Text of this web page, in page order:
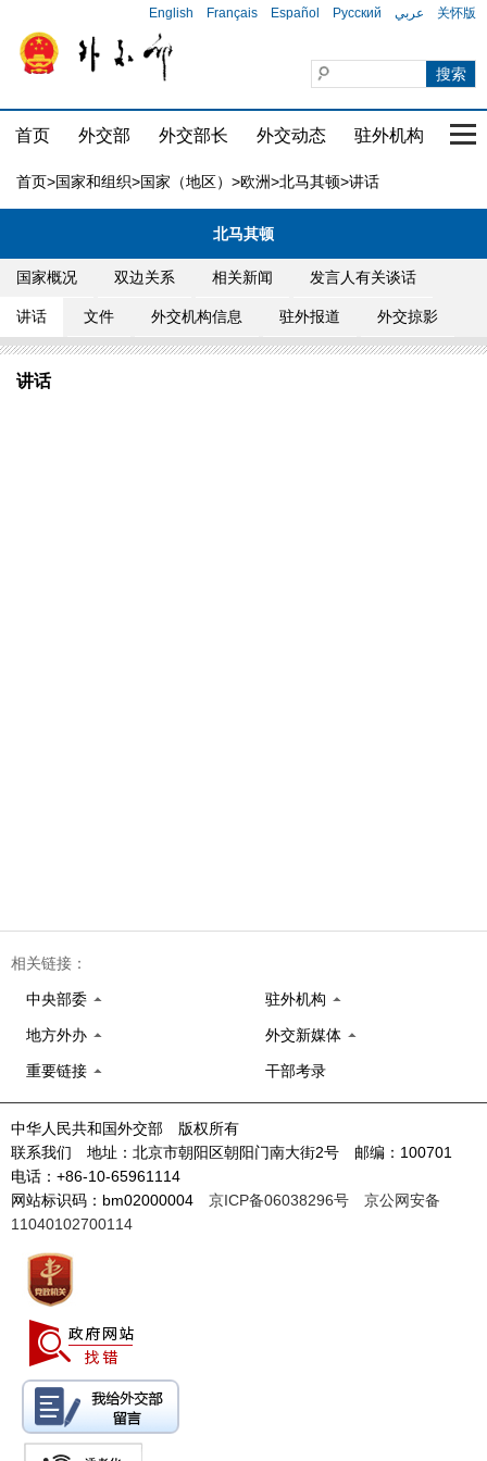
English Français Español Русский عربي 关怀版
首页 外交部 外交部长 外交动态 驻外机构 国
首页>国家和组织>国家（地区） >欧洲>北马其顿>讲话
北马其顿
国家概况 双边关系 相关新闻 发言人有关谈话
讲话 文件 外交机构信息 驻外报道 外交掠影
讲话
相关链接：
中央部委 驻外机构
地方外办 外交新媒体
重要链接 干部考录
中华人民共和国外交部 版权所有
联系我们 地址：北京市朝阳区朝阳门南大街2号 邮编：100701
电话：+86-10-65961114
网站标识码：bm02000004 京ICP备06038296号
京公网安备
11040102700114